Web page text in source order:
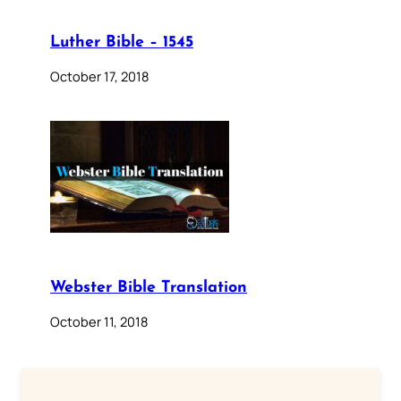
Luther Bible – 1545
October 17, 2018
Webster Bible Translation
October 11, 2018